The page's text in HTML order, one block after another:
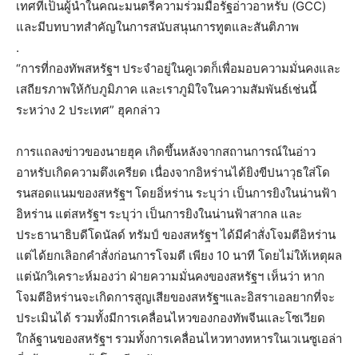
เทศที่เป็นผู้นำในคณะมนตรีความร่วมมือรัฐอ่าวอาหรับ (GCC)
และมีบทบาทสำคัญในการสนับสนุนการทูตและสันติภาพ
.
“การที่กองทัพสหรัฐฯ ประจำอยู่ในคูเวตก็เพื่อมอบความมั่นคงและ
เสถียรภาพให้กับภูมิภาค และเราภูมิใจในความสัมพันธ์เช่นนี้
ระหว่าง 2 ประเทศ” ฮุคกล่าว
การแถลงข่าวของนายฮุค เกิดขึ้นหลังจากสถานการณ์ในอ่าว
อาหรับเกิดความตึงเครียด เนื่องจากอิหร่านได้ยิงขีปนาวุธใส่โด
รนสอดแนมของสหรัฐฯ โดยอิ่หร่าน ระบุว่า เป็นการยิงในน่านฟ้า
อิหร่าน แต่สหรัฐฯ ระบุว่า เป็นการยิงในน่านฟ้าสากล และ
ประธานาธิบดีโดนัลด์ ทรัมป์ ของสหรัฐฯ ได้มีคำสั่งโจมตีอิหร่าน
แต่ได้ยกเลิอกคำสั่งก่อนการโจมตี เพียง 10 นาที โดยไม่ให้เหตุผล
แต่นักวิเคราะห์มองว่า ฝ่ายความมั่นคงของสหรัฐฯ เห็นว่า หาก
โจมตีอิหร่านจะเกิดการสูญเสียของสหรัฐฯและอิสราเอลยากที่จะ
ประเมินได้ รวมทั้งมีการเคลื่อนไหวของกองทัพจีนและโซเวียด
ใกล้ฐานของสหรัฐฯ รวมทั้งการเคลื่อนไหวทางทหารในเวเนซูเอล่า